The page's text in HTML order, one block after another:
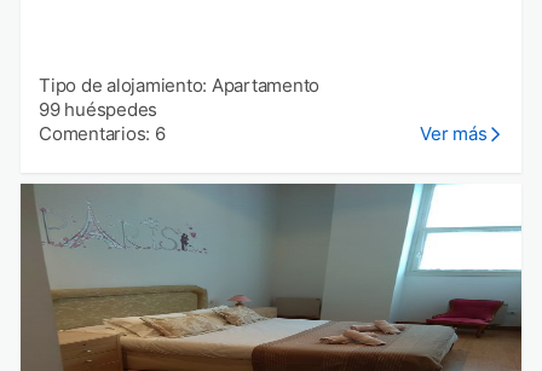
Tipo de alojamiento: Apartamento
99 huéspedes
Comentarios: 6
Ver más